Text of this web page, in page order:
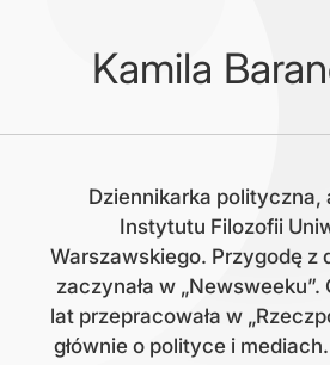
Kamila
Dziennikarka polityczna,
Instytutu Filozofii
Warszawskiego. Przygodę z
zaczynała w
lat przepracowała w
głównie o polityce i